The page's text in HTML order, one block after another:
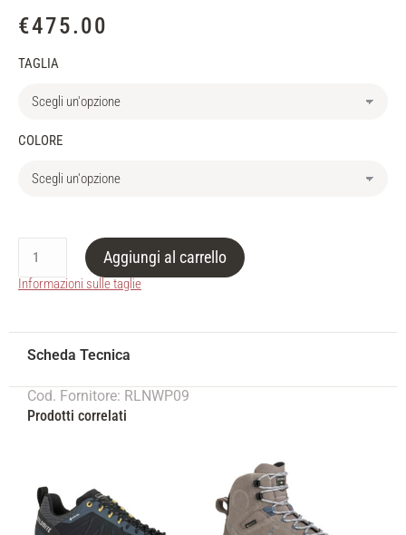
€475.00
TAGLIA
COLORE
Aggiungi al carrello
Informazioni sulle taglie
Cod. Fornitore: RLNWP09
Prodotti correlati